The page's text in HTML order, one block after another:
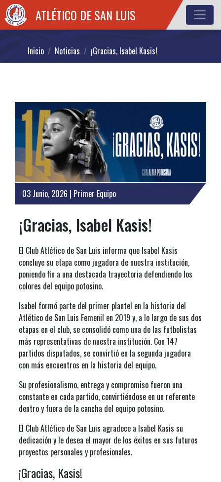
ATLÉTICO DE SAN LUIS
Inicio Noticias ¡Gracias, Isabel Kasis!
03 Junio, 2026 | Primer Equipo
¡Gracias, Isabel Kasis!
El Club Atlético de San Luis informa que Isabel Kasis
concluye su etapa como jugadora de nuestra institución,
poniendo fin a una destacada trayectoria defendiendo los
colores del equipo potosino.
Isabel formó parte del primer plantel en la historia del
Atlético de San Luis Femenil en 2019 y, a lo largo de sus dos
etapas en el club, se consolidó como una de las futbolistas
más representativas de nuestra institución. Con 147
partidos disputados, se convirtió en la segunda jugadora
con más encuentros en la historia del equipo.
Su profesionalismo, entrega y compromiso fueron una
constante en cada partido, convirtiéndose en un referente
dentro y fuera de la cancha del equipo potosino.
El Club Atlético de San Luis agradece a Isabel Kasis su
dedicación y le desea el mayor de los éxitos en sus futuros
proyectos personales y profesionales.
¡Gracias, Kasis!